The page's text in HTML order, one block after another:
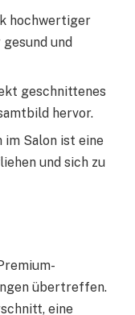
hochwertiger
und
geschnittenes
hervor.
im Salon ist eine
und sich zu
übertreffen.
eine